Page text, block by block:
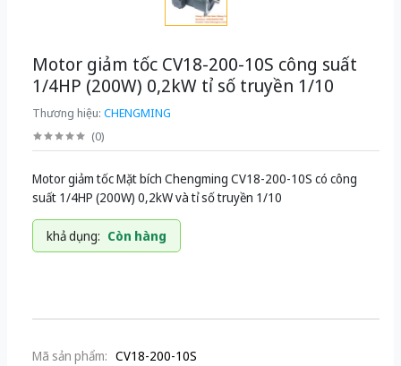
Motor giảm tốc CV18-200-10S công suất
1/4HP (200W) 0,2kW tỉ số truyền 1/10
Thương hiệu: CHENGMING
(0)
Motor giảm tốc Mặt bích Chengming CV18-200-10S có công
suất 1/4HP (200W) 0,2kW và tỉ số truyền 1/10
khả dụng: Còn hàng
Mã sản phẩm: CV18-200-10S